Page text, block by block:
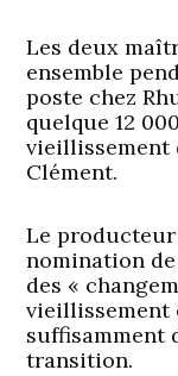
Les deux
ensemble
poste chez
quelque 12
vieillissement
Clément.
Le
nomination
des «
vieillissement
suffisamment
transition.